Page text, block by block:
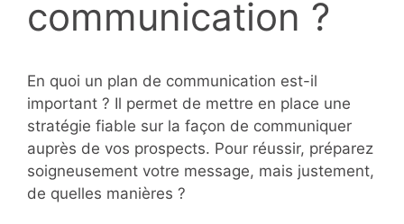
communication ?
En quoi un plan de communication est-il
important ? Il permet de mettre en place une
stratégie fiable sur la façon de communiquer
auprès de vos prospects. Pour réussir, préparez
soigneusement votre message, mais justement,
de quelles manières ?